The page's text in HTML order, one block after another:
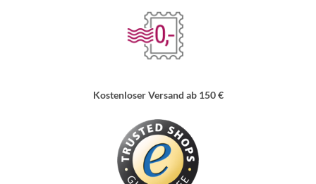
Kostenloser Versand ab 150 €